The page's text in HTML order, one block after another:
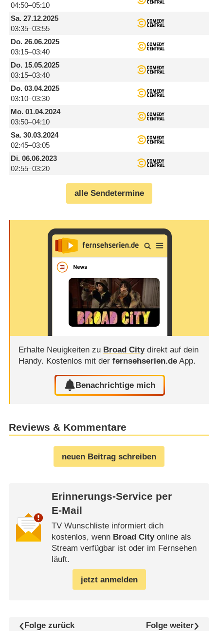
04:50–05:10
Sa.27.12.2025
03:35–03:55
Do.26.06.2025
03:15–03:40
Do.15.05.2025
03:15–03:40
Do.03.04.2025
03:10–03:30
Mo.01.04.2024
03:50–04:10
Sa.30.03.2024
02:45–03:05
Di.06.06.2023
02:55–03:20
alle Sendetermine
Erhalte Neuigkeiten zu Broad Citydirekt auf dein
Handy. Kostenlos mit der fernsehserien.deApp.
Benachrichtige mich
Reviews & Kommentare
neuen Beitrag schreiben
Erinnerungs-Service per
E-Mail
TV Wunschliste informiert dich
kostenlos, wenn Broad Cityonline als
Stream verfügbar ist oder im Fernsehen
läuft.
jetzt anmelden
Folge zurück Folge weiter